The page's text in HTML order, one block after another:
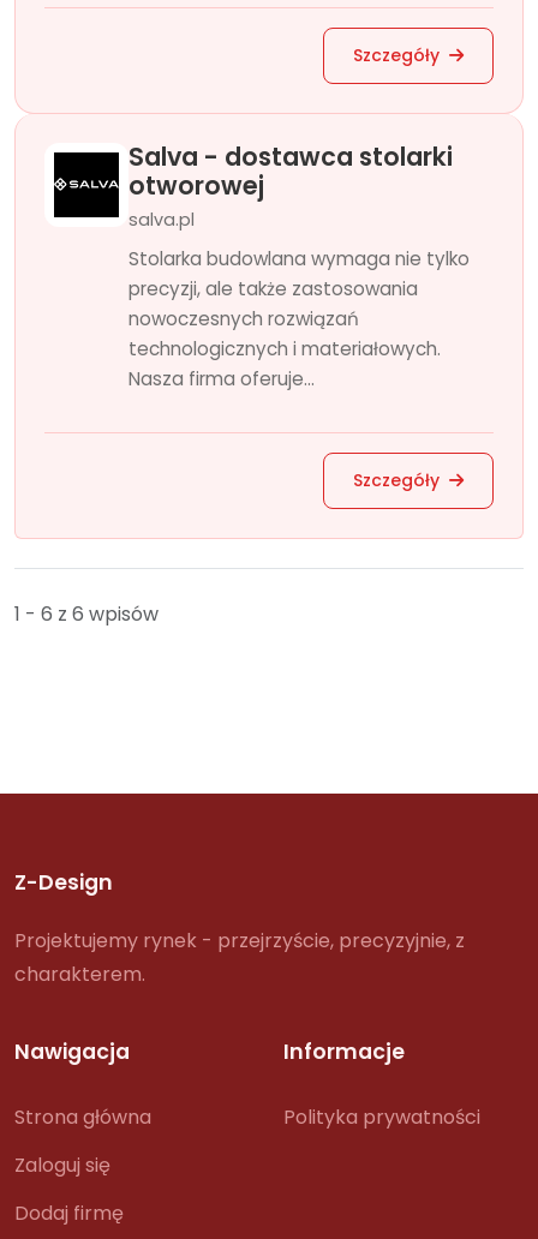
Szczegóły
Salva - dostawca stolarki
otworowej
salva.pl
Stolarka budowlana wymaga nie tylko
precyzji, ale także zastosowania
nowoczesnych rozwiązań
technologicznych i materiałowych.
Nasza firma oferuje...
Szczegóły
1 - 6 z 6 wpisów
Z-Design
Projektujemy rynek - przejrzyście, precyzyjnie, z
charakterem.
Nawigacja
Strona główna
Zaloguj się
Dodaj firmę
Informacje
Polityka prywatności